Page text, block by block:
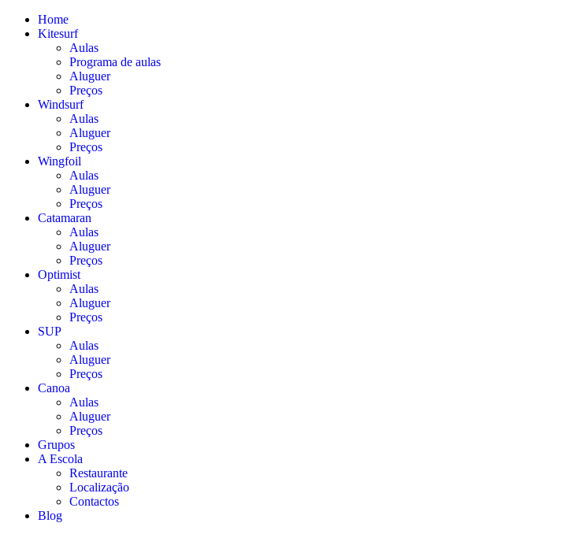
Home
Kitesurf
Aulas
Programa de aulas
Aluguer
Preços
Windsurf
Aulas
Aluguer
Preços
Wingfoil
Aulas
Aluguer
Preços
Catamaran
Aulas
Aluguer
Preços
Optimist
Aulas
Aluguer
Preços
SUP
Aulas
Aluguer
Preços
Canoa
Aulas
Aluguer
Preços
Grupos
A Escola
Restaurante
Localização
Contactos
Blog